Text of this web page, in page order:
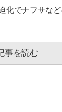
化でナフサな
事を読む